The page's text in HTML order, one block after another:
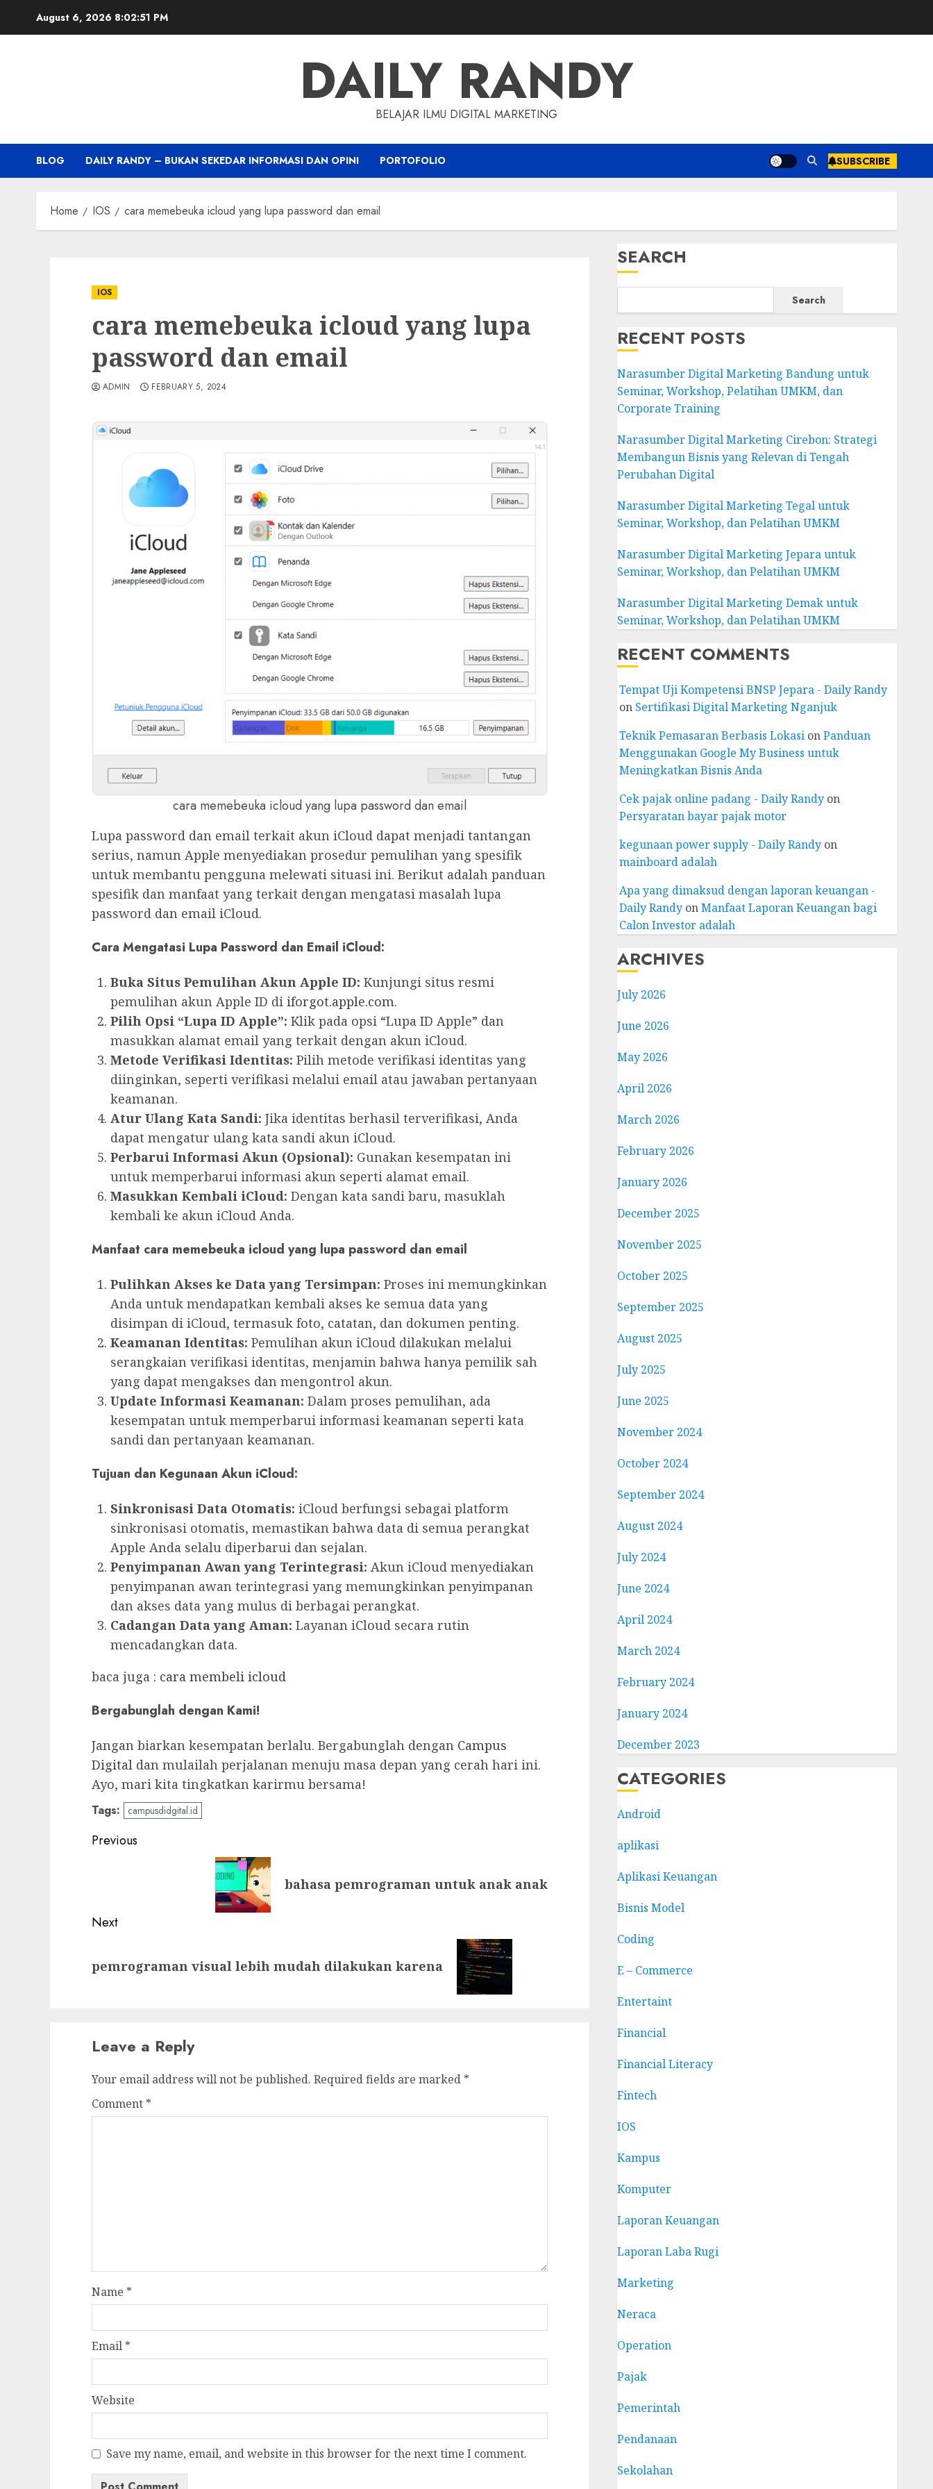
August 6, 2026 8:02:52 PM
DAILY RANDY
BELAJAR ILMU DIGITAL MARKETING
BLOG DAILY RANDY – BUKAN SEKEDAR INFORMASI DAN OPINI PORTOFOLIO SUBSCRIBE
Home IOS cara memebeuka icloud yang lupa password dan email
IOS
cara memebeuka icloud yang lupa
password dan email
ADMIN FEBRUARY 5, 2024
cara memebeuka icloud yang lupa password dan email
Lupa password dan email terkait akun iCloud dapat menjadi tantangan
serius, namun Apple menyediakan prosedur pemulihan yang spesifik
untuk membantu pengguna melewati situasi ini. Berikut adalah panduan
spesifik dan manfaat yang terkait dengan mengatasi masalah lupa
password dan email iCloud.
Cara Mengatasi Lupa Password dan Email iCloud:
Buka Situs Pemulihan Akun Apple ID: Kunjungi situs resmi
pemulihan akun Apple ID di iforgot.apple.com.
Pilih Opsi “Lupa ID Apple”: Klik pada opsi “Lupa ID Apple” dan
masukkan alamat email yang terkait dengan akun iCloud.
Metode Verifikasi Identitas: Pilih metode verifikasi identitas yang
diinginkan, seperti verifikasi melalui email atau jawaban pertanyaan
keamanan.
Atur Ulang Kata Sandi: Jika identitas berhasil terverifikasi, Anda
dapat mengatur ulang kata sandi akun iCloud.
Perbarui Informasi Akun (Opsional): Gunakan kesempatan ini
untuk memperbarui informasi akun seperti alamat email.
Masukkan Kembali iCloud: Dengan kata sandi baru, masuklah
kembali ke akun iCloud Anda.
Manfaat cara memebeuka icloud yang lupa password dan email
Pulihkan Akses ke Data yang Tersimpan: Proses ini memungkinkan
Anda untuk mendapatkan kembali akses ke semua data yang
disimpan di iCloud, termasuk foto, catatan, dan dokumen penting.
Keamanan Identitas: Pemulihan akun iCloud dilakukan melalui
serangkaian verifikasi identitas, menjamin bahwa hanya pemilik sah
yang dapat mengakses dan mengontrol akun.
Update Informasi Keamanan: Dalam proses pemulihan, ada
kesempatan untuk memperbarui informasi keamanan seperti kata
sandi dan pertanyaan keamanan.
Tujuan dan Kegunaan Akun iCloud:
Sinkronisasi Data Otomatis: iCloud berfungsi sebagai platform
sinkronisasi otomatis, memastikan bahwa data di semua perangkat
Apple Anda selalu diperbarui dan sejalan.
Penyimpanan Awan yang Terintegrasi: Akun iCloud menyediakan
penyimpanan awan terintegrasi yang memungkinkan penyimpanan
dan akses data yang mulus di berbagai perangkat.
Cadangan Data yang Aman: Layanan iCloud secara rutin
mencadangkan data.
baca juga : cara membeli icloud
Bergabunglah dengan Kami!
Jangan biarkan kesempatan berlalu. Bergabunglah dengan Campus
Digital dan mulailah perjalanan menuju masa depan yang cerah hari ini.
Ayo, mari kita tingkatkan karirmu bersama!
Tags: campusdidgital.id
Post
Previous
bahasa pemrograman untuk anak anak
Next
post:
pemrograman visual lebih mudah dilakukan karena
Leave a Reply
Your email address will not be published. Required fields are marked *
Comment *
Name *
Email *
Website
Save my name, email, and website in this browser for the next time I comment.
SEARCH
Search
RECENT POSTS
Narasumber Digital Marketing Bandung untuk
Seminar, Workshop, Pelatihan UMKM, dan
Corporate Training
Narasumber Digital Marketing Cirebon: Strategi
Membangun Bisnis yang Relevan di Tengah
Perubahan Digital
Narasumber Digital Marketing Tegal untuk
Seminar, Workshop, dan Pelatihan UMKM
Narasumber Digital Marketing Jepara untuk
Seminar, Workshop, dan Pelatihan UMKM
Narasumber Digital Marketing Demak untuk
Seminar, Workshop, dan Pelatihan UMKM
RECENT COMMENTS
Tempat Uji Kompetensi BNSP Jepara - Daily Randy
on Sertifikasi Digital Marketing Nganjuk
Teknik Pemasaran Berbasis LokasionPanduan
Menggunakan Google My Business untuk
Meningkatkan Bisnis Anda
Cek pajak online padang - Daily Randyon
Persyaratan bayar pajak motor
kegunaan power supply - Daily Randyon
mainboard adalah
Apa yang dimaksud dengan laporan keuangan -
Daily RandyonManfaat Laporan Keuangan bagi
Calon Investor adalah
ARCHIVES
July 2026
June 2026
May 2026
April 2026
March 2026
February 2026
January 2026
December 2025
November 2025
October 2025
September 2025
August 2025
July 2025
June 2025
November 2024
October 2024
September 2024
August 2024
July 2024
June 2024
April 2024
March 2024
February 2024
January 2024
December 2023
CATEGORIES
Android
aplikasi
Aplikasi Keuangan
Bisnis Model
Coding
E – Commerce
Entertaint
Financial
Financial Literacy
Fintech
IOS
Kampus
Komputer
Laporan Keuangan
Laporan Laba Rugi
Marketing
Neraca
Operation
Pajak
Pemerintah
Pendanaan
Sekolahan